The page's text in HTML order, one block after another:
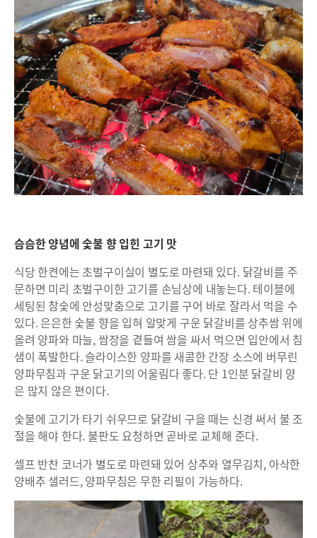
슴슴한 양념에 숯불 향 입힌 고기 맛
식당 한켠에는 초벌구이실이 별도로 마련돼 있다. 닭갈비를 주
문하면 미리 초벌구이한 고기를 손님상에 내놓는다. 테이블에
세팅된 참숯에 안성맞춤으로 고기를 구어 바로 잘라서 먹을 수
있다. 은은한 숯불 향을 입혀 알맞게 구운 닭갈비를 상추쌈 위에
올려 양파와 마늘, 쌈장을 곁들여 쌈을 싸서 먹으면 입안에서 침
샘이 폭발한다. 슬라이스한 양파를 새콤한 간장 소스에 버무린
양파무침과 구운 닭고기의 어울림다 좋다. 단 1인분 닭갈비 양
은 많지 않은 편이다.
숯불에 고기가 타기 쉬우므로 닭갈비 구을 때는 신경 써서 불 조
절을 해야 한다. 불판도 요청하면 곧바로 교체해 준다.
셀프 반찬 코너가 별도로 마련돼 있어 상추와 열무김치, 아삭한
양배추 샐러드, 양파무침은 무한 리필이 가능하다.